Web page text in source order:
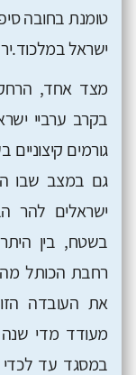
טומנת בחובה
ישראל במלכוד.יר
מצד אחד,
בקרב ערביי
גורמים
גם במצב שבו
ישראלים להר
בשטח, בין
רחבת הכותל
את העובדה
מעודד מדי
במסגד עד לכדי